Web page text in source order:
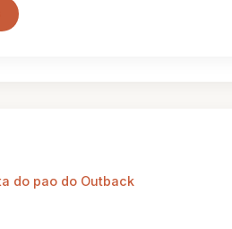
do pao do Outback